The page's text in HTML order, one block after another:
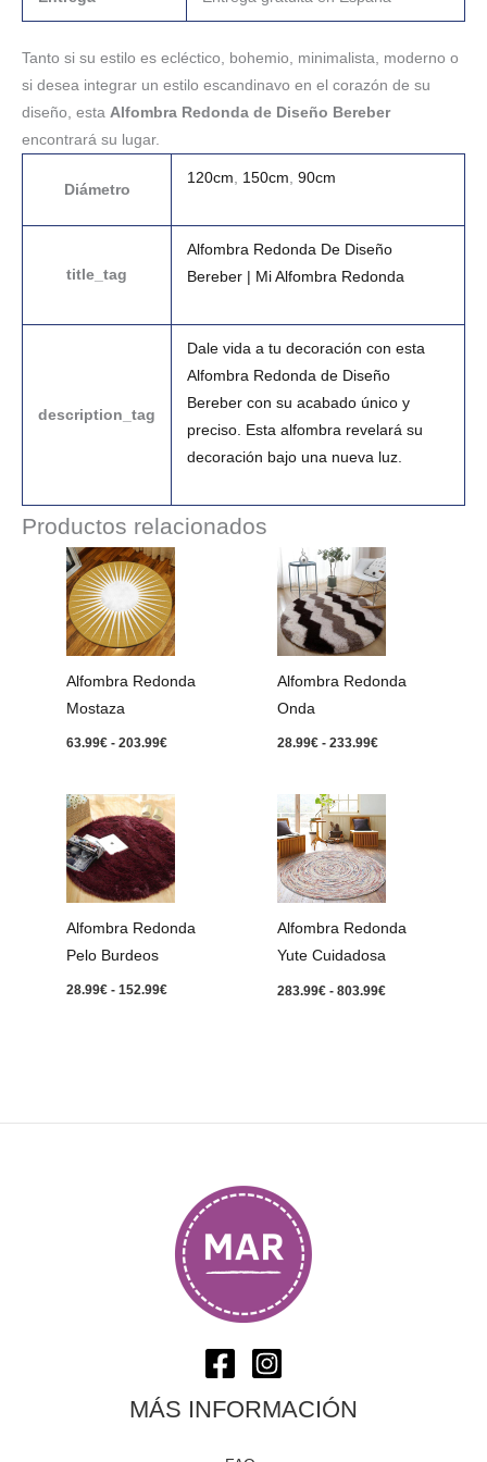
Tanto si su estilo es ecléctico, bohemio, minimalista, moderno o
si desea integrar un estilo escandinavo en el corazón de su
diseño, esta Alfombra Redonda de Diseño Bereber
encontrará su lugar.
Diámetro
120cm 150cm 90cm
title_tag
Alfombra Redonda De Diseño
Bereber | Mi Alfombra Redonda
description_tag
Dale vida a tu decoración con esta
Alfombra Redonda de Diseño
Bereber con su acabado único y
preciso. Esta alfombra revelará su
decoración bajo una nueva luz.
Productos relacionados
Alfombra Redonda
Mostaza
63.99€ - 203.99€
Rango
de
precios:
desde
63.99€
hasta
203.99€
Alfombra Redonda
Onda
28.99€ - 233.99€
Rango
de
precios:
desde
28.99€
hasta
233.99€
Alfombra Redonda
Pelo Burdeos
28.99€ - 152.99€
Rango
de
precios:
desde
28.99€
hasta
152.99€
Alfombra Redonda
Yute Cuidadosa
283.99€ - 803.99€
de
desde
283.99€
hasta
803.99€
MÁS INFORMACIÓN